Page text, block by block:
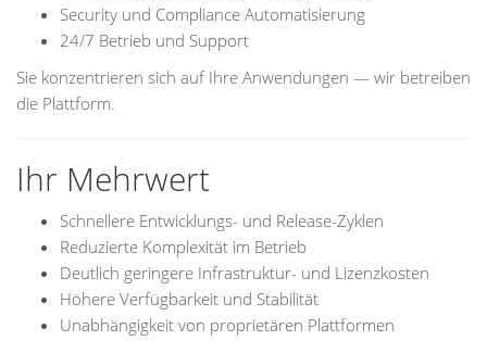
Security und Compliance Automatisierung
24/7 Betrieb und Support
Sie konzentrieren sich auf Ihre Anwendungen — wir betreiben
die Plattform.
Ihr Mehrwert
Schnellere Entwicklungs- und Release-Zyklen
Reduzierte Komplexität im Betrieb
Deutlich geringere Infrastruktur- und Lizenzkosten
Höhere Verfügbarkeit und Stabilität
Unabhängigkeit von proprietären Plattformen